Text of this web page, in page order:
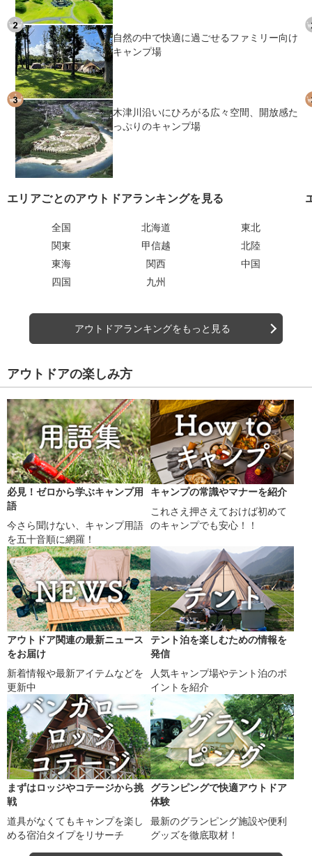
自然の中で快適に過ごせるファミリー向け
キャンプ場
木津川沿いにひろがる広々空間、開放感た
っぷりのキャンプ場
エリアごとのアウトドアランキングを見る
全国 北海道
東北
関東
甲信越
北陸
東海
関西
中国
四国
九州
アウトドアランキングをもっと見る
アウトドアの楽しみ方
必見！ゼロから学ぶキャンプ用
語
今さら聞けない、キャンプ用語
を五十音順に網羅！
キャンプの常識やマナーを紹介
これさえ押さえておけば初めて
のキャンプでも安心！！
アウトドア関連の最新ニュース
をお届け
新着情報や最新アイテムなどを
更新中
テント泊を楽しむための情報を
発信
人気キャンプ場やテント泊のポ
イントを紹介
まずはロッジやコテージから挑
戦
道具がなくてもキャンプを楽し
める宿泊タイプをリサーチ
グランピングで快適アウトドア
体験
最新のグランピング施設や便利
グッズを徹底取材！